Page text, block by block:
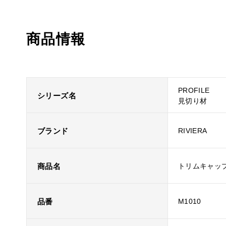
商品情報
シリーズ名
PROFILE
見切り材
ブランド RIVIERA
商品名 トリムキャッ
品番 M1010